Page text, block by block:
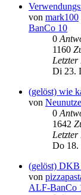
von mark100
BanCo 10
0
1160
Di 23.
(gelöst) wie
von
0
1642
Do 18.
(gelöst) DKB
von
ALF-BanCo